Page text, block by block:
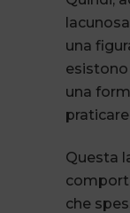
una
una
Questa
che